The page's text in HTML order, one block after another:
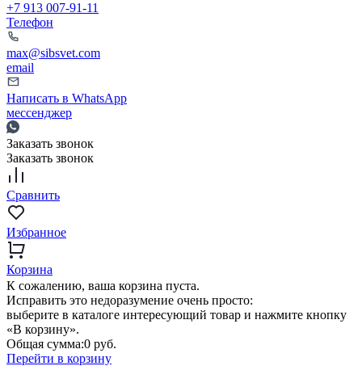
+7 913 007-91-11
Телефон
max@sibsvet.com
email
Написать в WhatsApp
мессенджер
Заказать звонок
Заказать звонок
Сравнить
Избранное
Корзина
К сожалению, ваша корзина пуста.
Исправить это недоразумение очень просто:
выберите в каталоге интересующий товар и нажмите кнопку
«В корзину».
Общая сумма:0 руб.
Перейти в корзину